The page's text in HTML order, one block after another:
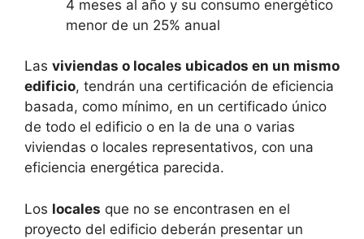
4 meses al año y su consumo energético
menor de un 25% anual
Las viviendas o locales ubicados en un mismo
edificio, tendrán una certificación de eficiencia
basada, como mínimo, en un certificado único
de todo el edificio o en la de una o varias
viviendas o locales representativos, con una
eficiencia energética parecida.
Los locales que no se encontrasen en el
proyecto del edificio deberán presentar un